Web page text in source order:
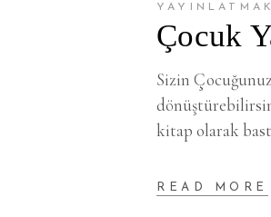
YAYINLATMAK
Çocuk
Sizin
kitap olarak
READ MORE